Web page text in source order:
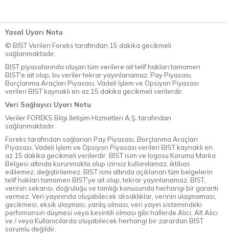
Yasal Uyarı Notu
© BİST Verileri Foreks tarafından 15 dakika gecikmeli
sağlanmaktadır.
BIST piyasalarında oluşan tüm verilere ait telif hakları tamamen
BIST'e ait olup, bu veriler tekrar yayınlanamaz. Pay Piyasası,
Borçlanma Araçları Piyasası, Vadeli İşlem ve Opsiyon Piyasası
verileri BIST kaynaklı en az 15 dakika gecikmeli verilerdir.
Veri Sağlayıcı Uyarı Notu
Veriler FOREKS Bilgi İletişim Hizmetleri A.Ş. tarafından
sağlanmaktadır.
Foreks tarafından sağlanan Pay Piyasası, Borçlanma Araçları
Piyasası, Vadeli İşlem ve Opsiyon Piyasası verileri BIST kaynaklı en
az 15 dakika gecikmeli verilerdir. BIST isim ve logosu Koruma Marka
Belgesi altında korunmakta olup izinsiz kullanılamaz, iktibas
edilemez, değiştirilemez. BIST ismi altında açıklanan tüm belgelerin
telif hakları tamamen BIST'ye ait olup, tekrar yayınlanamaz. BIST,
verinin sekansı, doğruluğu ve tamlığı konusunda herhangi bir garanti
vermez. Veri yayınında oluşabilecek aksaklıklar, verinin ulaşmaması,
gecikmesi, eksik ulaşması, yanlış olması, veri yayın sistemindeki
perfomansın düşmesi veya kesintili olması gibi hallerde Alıcı, Alt Alıcı
ve / veya Kullanıcılarda oluşabilecek herhangi bir zarardan BIST
sorumlu değildir.